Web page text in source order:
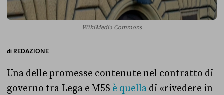
WikiMedia Commons
di REDAZIONE
Una delle promesse contenute nel contratto di
governo tra Lega e M5S è quella di «rivedere in